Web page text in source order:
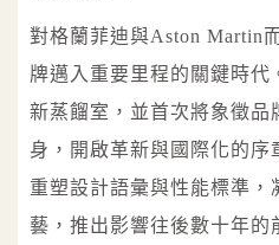
對格蘭菲迪與Aston Martin
牌邁入重要里程的關鍵時代
新蒸餾室，並首次將象徵品
身，開啟革新與國際化的序
重塑設計語彙與性能標準，
藝，推出影響往後數十年